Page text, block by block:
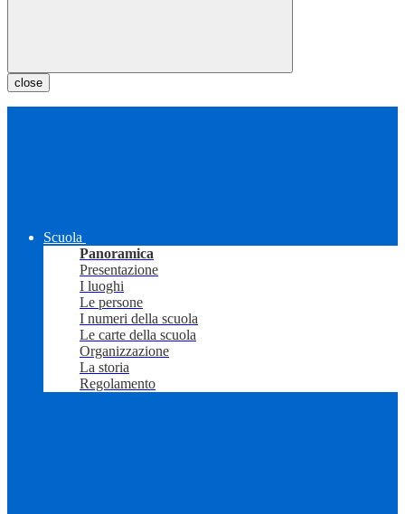
close
Scuola
Panoramica
Presentazione
I luoghi
Le persone
I numeri della scuola
Le carte della scuola
Organizzazione
La storia
Regolamento